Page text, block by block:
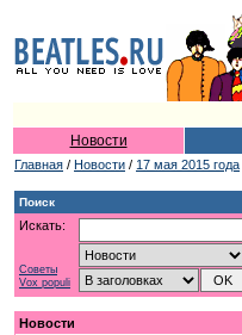
Новости
Главная / Новости / 17 мая 2015 года
Поиск
Искать:
Советы
Vox populi
Новости